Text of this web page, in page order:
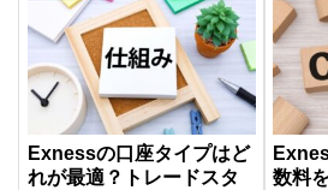
Exnessの口座タイプはど
れが最適？トレードスタ
数料